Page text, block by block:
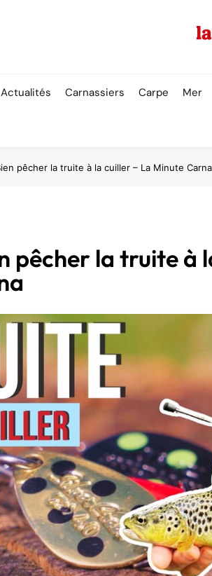
Actualités Carnassiers Carpe Mer
pêcher la truite à la cuiller – La Minute Carna
pêcher la truite à